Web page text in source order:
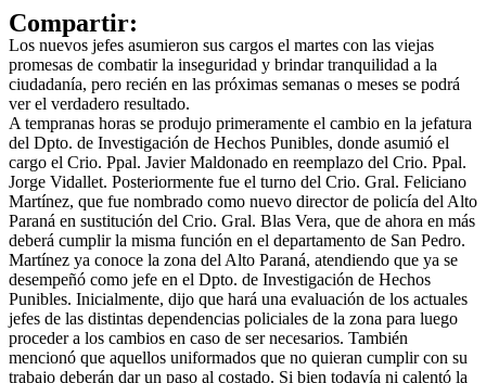
Compartir:
Los nuevos jefes asumieron sus cargos el martes con las viejas
promesas de combatir la inseguridad y brindar tranquilidad a la
ciudadanía, pero recién en las próximas semanas o meses se podrá
ver el verdadero resultado.
A tempranas horas se produjo primeramente el cambio en la jefatura
del Dpto. de Investigación de Hechos Punibles, donde asumió el
cargo el Crio. Ppal. Javier Maldonado en reemplazo del Crio. Ppal.
Jorge Vidallet. Posteriormente fue el turno del Crio. Gral. Feliciano
Martínez, que fue nombrado como nuevo director de policía del Alto
Paraná en sustitución del Crio. Gral. Blas Vera, que de ahora en más
deberá cumplir la misma función en el departamento de San Pedro.
Martínez ya conoce la zona del Alto Paraná, atendiendo que ya se
desempeñó como jefe en el Dpto. de Investigación de Hechos
Punibles. Inicialmente, dijo que hará una evaluación de los actuales
jefes de las distintas dependencias policiales de la zona para luego
proceder a los cambios en caso de ser necesarios. También
mencionó que aquellos uniformados que no quieran cumplir con su
trabajo deberán dar un paso al costado. Si bien todavía ni calentó la